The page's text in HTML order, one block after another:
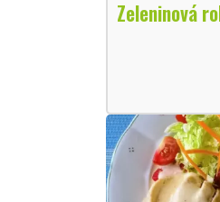
Zeleninová